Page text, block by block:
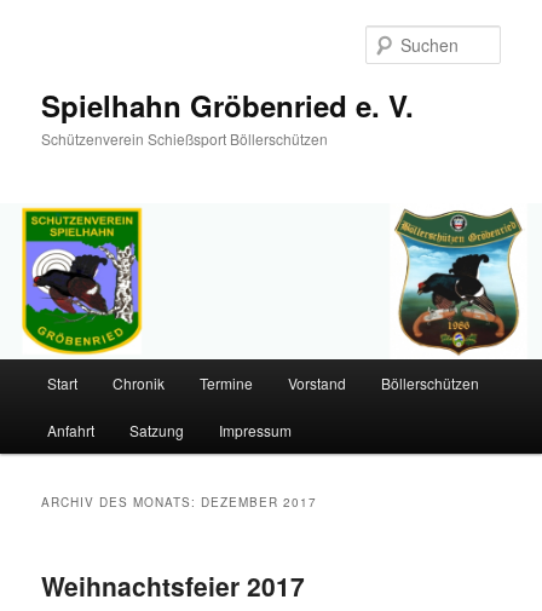
Spielhahn Gröbenried e. V.
Schützenverein Schießsport Böllerschützen
Zum
primären
Zum
sekundären
Start Chronik Termine Vorstand Böllerschützen
Anfahrt Satzung Impressum
ARCHIV DES MONATS: DEZEMBER 2017
Weihnachtsfeier 2017